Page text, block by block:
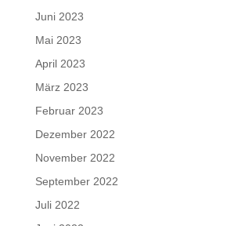
Juni 2023
Mai 2023
April 2023
März 2023
Februar 2023
Dezember 2022
November 2022
September 2022
Juli 2022